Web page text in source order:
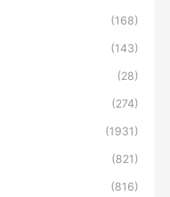
(168)
(143)
(28)
(274)
(1931)
(821)
(816)